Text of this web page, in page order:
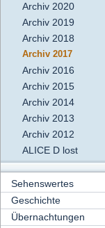
Archiv 2020
Archiv 2019
Archiv 2018
Archiv 2017
Archiv 2016
Archiv 2015
Archiv 2014
Archiv 2013
Archiv 2012
ALICE D lost
Sehenswertes
Geschichte
Übernachtungen